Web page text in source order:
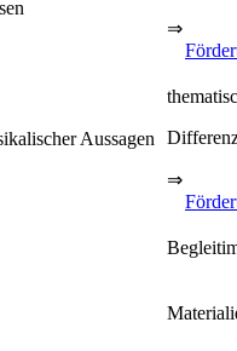
⇒
Aussagen
⇒